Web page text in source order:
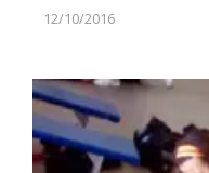
12/10/2016